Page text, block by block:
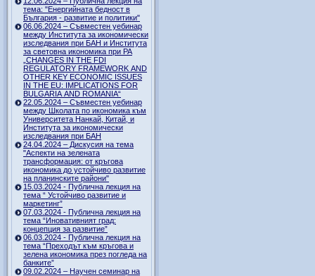
тема: "Енергийната бедност в
България - развитие и политики"
06.06.2024 – Съвместен уебинар
между Института за икономически
изследвания при БАН и Института
за световна икономика при РА
„CHANGES IN THE FDI
REGULATORY FRAMEWORK AND
OTHER KEY ECONOMIC ISSUES
IN THE EU: IMPLICATIONS FOR
BULGARIA AND ROMANIA“
22.05.2024 – Съвместен уебинар
между Школата по икономика към
Университета Нанкай, Китай, и
Института за икономически
изследвания при БАН
24.04.2024 – Дискусия на тема
"Аспекти на зелената
трансформация: от кръгова
икономика до устойчиво развитие
на планинските райони"
15.03.2024 - Публична лекция на
тема “ Устойчиво развитие и
маркетинг”
07.03.2024 - Публична лекция на
тема “Иновативният град:
концепция за развитие”
06.03.2024 - Публична лекция на
тема “Преходът към кръгова и
зелена икономика през погледа на
банките”
09.02.2024 – Научен семинар на